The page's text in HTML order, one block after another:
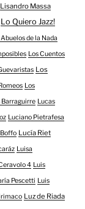
Lisandro Massa
Lo Quiero Jazz!
Abuelos de la Nada
Los Cuentos
Los
Los
Barraguirre Lucas
Luciano Pietrafesa
Lucía Riet
Luisa
4 Luis
Pescetti Luis
Luz de Riada